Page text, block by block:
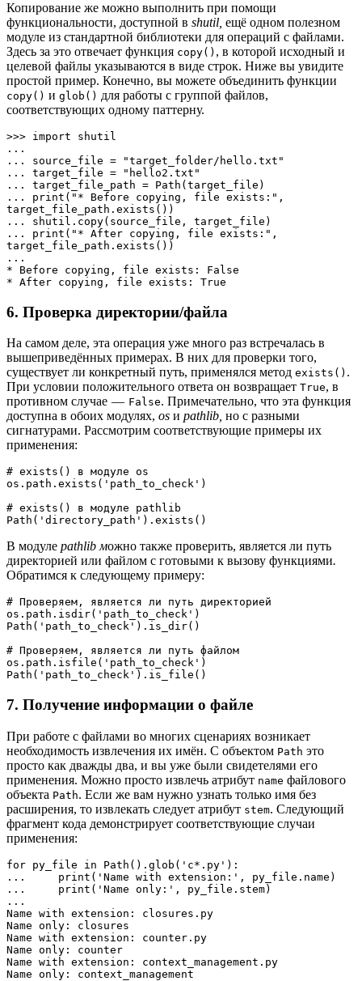
Копирование же можно выполнить при помощи
функциональности, доступной в shutil, ещё одном полезном
модуле из стандартной библиотеки для операций с файлами.
Здесь за это отвечает функция copy() , в которой исходный и
целевой файлы указываются в виде строк. Ниже вы увидите
простой пример. Конечно, вы можете объединить функции
copy() и glob() для работы с группой файлов,
соответствующих одному паттерну.
>>> import shutil
...
... source_file = "target_folder/hello.txt"
... target_file = "hello2.txt"
... target_file_path = Path(target_file)
... print("* Before copying, file exists:",
target_file_path.exists())
... shutil.copy(source_file, target_file)
... print("* After copying, file exists:",
target_file_path.exists())
...
* Before copying, file exists: False
* After copying, file exists: True
6. Проверка директории/файла
На самом деле, эта операция уже много раз встречалась в
вышеприведённых примерах. В них для проверки того,
существует ли конкретный путь, применялся метод exists() .
При условии положительного ответа он возвращает True, в
противном случае — False. Примечательно, что эта функция
доступна в обоих модулях, os и pathlib, но с разными
сигнатурами. Рассмотрим соответствующие примеры их
применения:
# exists() в модуле os
os.path.exists('path_to_check')
# exists() в модуле pathlib
Path('directory_path').exists()
В модуле pathlib можно также проверить, является ли путь
директорией или файлом с готовыми к вызову функциями.
Обратимся к следующему примеру:
# Проверяем, является ли путь директорией
os.path.isdir('path_to_check')
Path('path_to_check').is_dir()
# Проверяем, является ли путь файлом
os.path.isfile('path_to_check')
Path('path_to_check').is_file()
7. Получение информации о файле
При работе с файлами во многих сценариях возникает
необходимость извлечения их имён. С объектом Path это
просто как дважды два, и вы уже были свидетелями его
применения. Можно просто извлечь атрибут name файлового
объекта Path. Если же вам нужно узнать только имя без
расширения, то извлекать следует атрибут stem. Следующий
фрагмент кода демонстрирует соответствующие случаи
применения:
for py_file in Path().glob('c*.py'):
...     print('Name with extension:', py_file.name)
...     print('Name only:', py_file.stem)
...
Name with extension: closures.py
Name only: closures
Name with extension: counter.py
Name only: counter
Name with extension: context_management.py
Name only: context_management